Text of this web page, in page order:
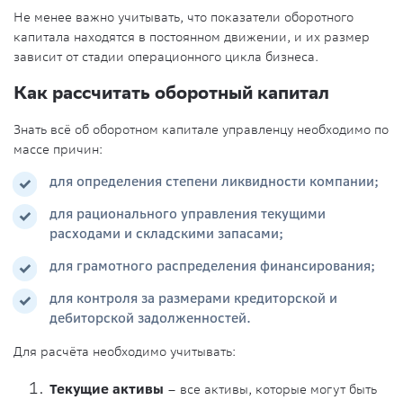
Не менее важно учитывать, что показатели оборотного
капитала находятся в постоянном движении, и их размер
зависит от стадии операционного цикла бизнеса.
Как рассчитать оборотный капитал
Знать всё об оборотном капитале управленцу необходимо по
массе причин:
для определения степени ликвидности компании;
для рационального управления текущими
расходами и складскими запасами;
для грамотного распределения финансирования;
для контроля за размерами кредиторской и
дебиторской задолженностей.
Для расчёта необходимо учитывать:
Текущие активы – все активы, которые могут быть